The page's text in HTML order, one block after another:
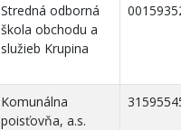
Stredná odborná
škola obchodu a
služieb Krupina
Komunálna
poisťovňa, a.s.